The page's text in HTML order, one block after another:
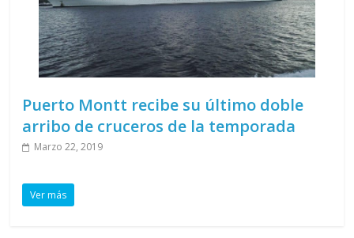
Puerto Montt recibe su último doble
arribo de cruceros de la temporada
Marzo 22, 2019
Ver más